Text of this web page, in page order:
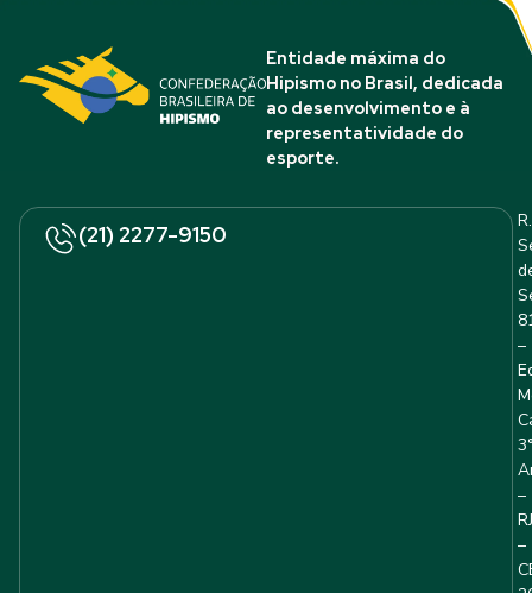
Entidade máxima do
Hipismo no Brasil, dedicada
ao desenvolvimento e à
representatividade do
esporte.
(21) 2277-9150
R.
–
–
RJ
–